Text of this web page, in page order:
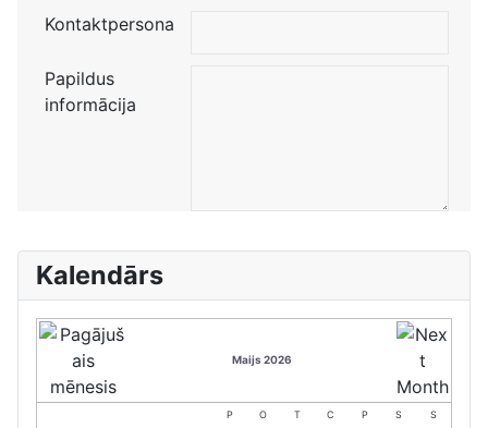
Kontaktpersona
Papildus
informācija
Kalendārs
Maijs 2026
P O T C P S S